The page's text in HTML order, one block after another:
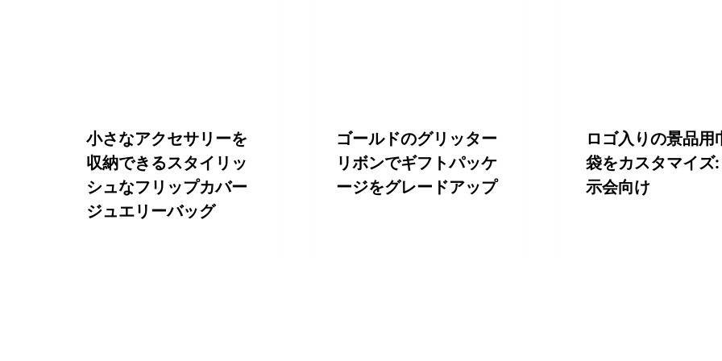
小さなアクセサリーを
収納できるスタイリッ
シュなフリップカバー
ジュエリーバッグ
ゴールドのグリッター
リボンでギフトパッケ
ージをグレードアップ
ロゴ入りの景品用
袋をカスタマイズ
示会向け